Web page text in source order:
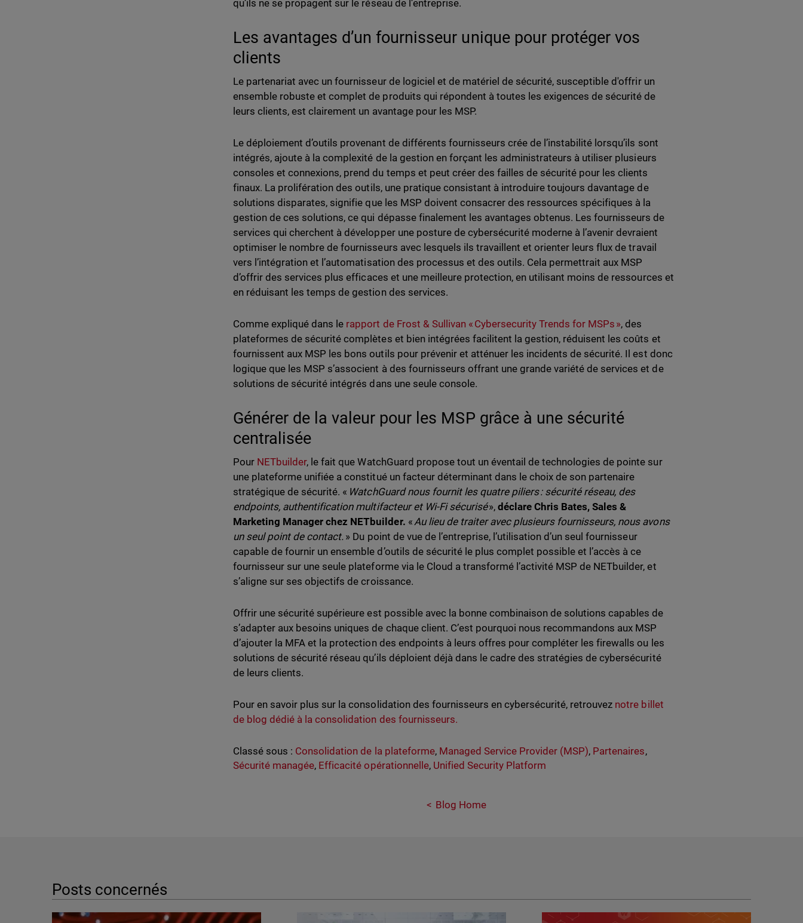
qu’ils ne se propagent sur le réseau de l’entreprise.
Les avantages d’un fournisseur unique pour protéger vos
clients
Le partenariat avec un fournisseur de logiciel et de matériel de sécurité, susceptible d'offrir un
ensemble robuste et complet de produits qui répondent à toutes les exigences de sécurité de
leurs clients, est clairement un avantage pour les MSP.
Le déploiement d’outils provenant de différents fournisseurs crée de l’instabilité lorsqu’ils sont
intégrés, ajoute à la complexité de la gestion en forçant les administrateurs à utiliser plusieurs
consoles et connexions, prend du temps et peut créer des failles de sécurité pour les clients
finaux. La prolifération des outils, une pratique consistant à introduire toujours davantage de
solutions disparates, signifie que les MSP doivent consacrer des ressources spécifiques à la
gestion de ces solutions, ce qui dépasse finalement les avantages obtenus. Les fournisseurs de
services qui cherchent à développer une posture de cybersécurité moderne à l’avenir devraient
optimiser le nombre de fournisseurs avec lesquels ils travaillent et orienter leurs flux de travail
vers l’intégration et l’automatisation des processus et des outils. Cela permettrait aux MSP
d’offrir des services plus efficaces et une meilleure protection, en utilisant moins de ressources et
en réduisant les temps de gestion des services.
Comme expliqué dans le rapport de Frost & Sullivan « Cybersecurity Trends for MSPs », des
plateformes de sécurité complètes et bien intégrées facilitent la gestion, réduisent les coûts et
fournissent aux MSP les bons outils pour prévenir et atténuer les incidents de sécurité. Il est donc
logique que les MSP s’associent à des fournisseurs offrant une grande variété de services et de
solutions de sécurité intégrés dans une seule console.
Générer de la valeur pour les MSP grâce à une sécurité
centralisée
Pour NETbuilder, le fait que WatchGuard propose tout un éventail de technologies de pointe sur
une plateforme unifiée a constitué un facteur déterminant dans le choix de son partenaire
stratégique de sécurité. « WatchGuard nous fournit les quatre piliers : sécurité réseau, des
endpoints, authentification multifacteur et Wi-Fi sécurisé»,déclare Chris Bates, Sales &
Marketing Manager chez NETbuilder. «Au lieu de traiter avec plusieurs fournisseurs, nous avons
un seul point de contact. » Du point de vue de l’entreprise, l’utilisation d’un seul fournisseur
capable de fournir un ensemble d’outils de sécurité le plus complet possible et l’accès à ce
fournisseur sur une seule plateforme via le Cloud a transformé l’activité MSP de NETbuilder, et
s’aligne sur ses objectifs de croissance.
Offrir une sécurité supérieure est possible avec la bonne combinaison de solutions capables de
s’adapter aux besoins uniques de chaque client. C’est pourquoi nous recommandons aux MSP
d’ajouter la MFA et la protection des endpoints à leurs offres pour compléter les firewalls ou les
solutions de sécurité réseau qu’ils déploient déjà dans le cadre des stratégies de cybersécurité
de leurs clients.
Pour en savoir plus sur la consolidation des fournisseurs en cybersécurité, retrouvez notre billet
de blog dédié à la consolidation des fournisseurs.
Classé sous : Consolidation de la plateforme, Managed Service Provider (MSP), Partenaires,
Sécurité managée, Efficacité opérationnelle, Unified Security Platform
Blog Home
Posts concernés